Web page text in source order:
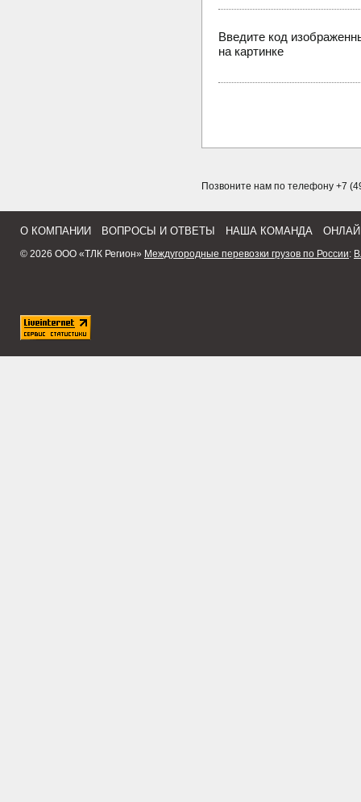
Введите код
на картинке
Позвоните нам по телефону +7
О КОМПАНИИ ВОПРОСЫ И ОТВЕТЫ НАША КОМАНДА
© 2026 ООО «ТЛК Регион» Междугородные перевозки грузов по России: